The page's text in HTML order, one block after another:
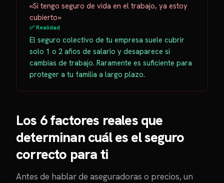
«Si tengo seguro de vida en el trabajo, ya estoy
cubierto»
✅ Realidad
El seguro colectivo de tu empresa suele cubrir
solo 1 o 2 años de salario y desaparece si
cambias de trabajo. Raramente es suficiente para
proteger a tu familia a largo plazo.
Los 6 factores reales que
determinan cuál es el seguro
correcto para ti
Antes de hablar de aseguradoras o precios, un